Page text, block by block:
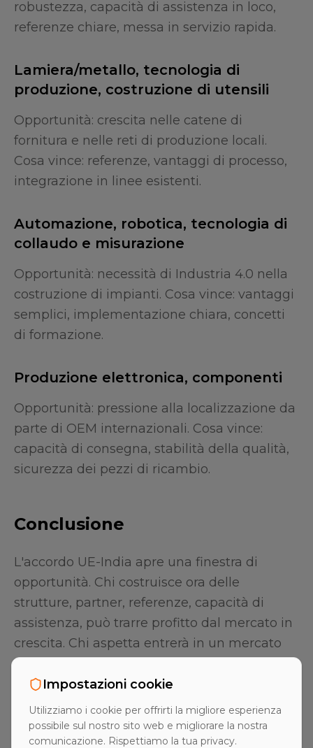
robustezza, capacità di assistenza in loco,
referenze chiare, messa in servizio rapida.
Lamiera/metallo, tecnologia di
produzione, costruzione di utensili
Opportunità: crescita nelle catene di
fornitura e nelle reti di produzione locali.
Cosa vince: referenze, vantaggi di processo,
integrazione in linee esistenti.
Automazione, robotica, tecnologia di
collaudo e misurazione
Opportunità: necessità di Industria 4.0 nella
costruzione di impianti. Cosa vince: vantaggi
semplici, implementazione chiara, concetti
di formazione.
Produzione elettronica, componenti
Opportunità: pressione alla localizzazione da
parte di OEM internazionali. Cosa vince:
capacità di consegna, stabilità della qualità,
sicurezza dei pezzi di ricambio.
Conclusione
L'accordo UE-India apre una finestra di
opportunità. Chi costruisce ora delle
strutture, partner, referenze, capacità di
assistenza, può trarre profitto dal mercato in
crescita. Chi aspetta entrerà in un mercato
che è già stato spartito.
Impostazioni cookie
Utilizziamo i cookie per offrirti la migliore esperienza
possibile sul nostro sito web e migliorare la nostra
comunicazione. Rispettiamo la tua privacy.